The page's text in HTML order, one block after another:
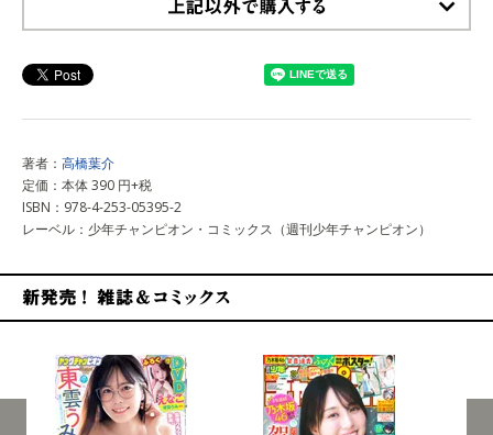
著者： 高橋葉介
定価：本体 390 円+税
ISBN：978-4-253-05395-2
レーベル：少年チャンピオン・コミックス（週刊少年チャンピオン）